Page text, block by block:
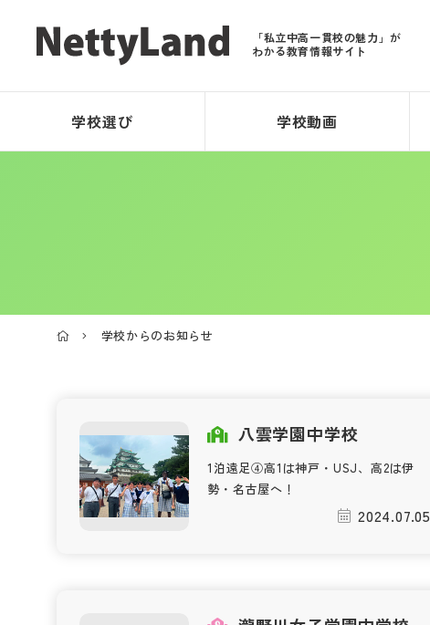
「私立中高一貫校の魅力」が
わかる教育情報サイト
学校選び 学校動画
学校からのお知らせ
八雲学園中学校
1泊遠足④高1は神戸・USJ、高2は伊
勢・名古屋へ！
2024.07.05